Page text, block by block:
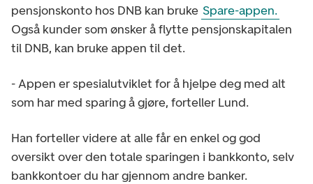
pensjonskonto hos DNB kan bruke Spare-appen.
Også kunder som ønsker å flytte pensjonskapitalen
til DNB, kan bruke appen til det.
- Appen er spesialutviklet for å hjelpe deg med alt
som har med sparing å gjøre, forteller Lund.
Han forteller videre at alle får en enkel og god
oversikt over den totale sparingen i bankkonto, selv
bankkontoer du har gjennom andre banker.